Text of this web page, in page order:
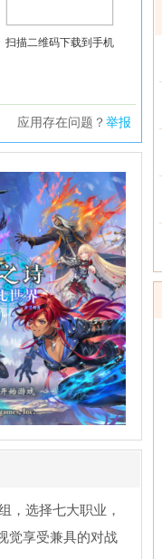
应用存在问题？ 举报
扫描二维码下载到手机
，选择七大职业，
觉享受兼具的对战